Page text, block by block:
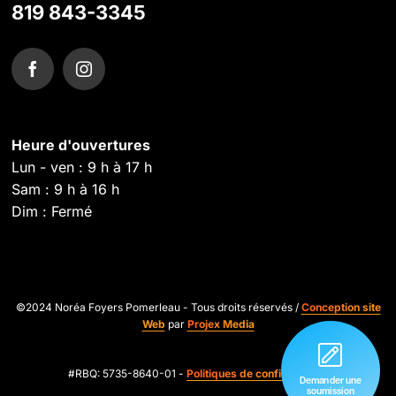
819 843-3345
Heure d'ouvertures
Lun - ven : 9 h à 17 h
Sam : 9 h à 16 h
Dim : Fermé
©2024 Noréa Foyers Pomerleau - Tous droits réservés / Conception site
Web par Projex Media
#RBQ: 5735-8640-01 - Politiques de confidentialité